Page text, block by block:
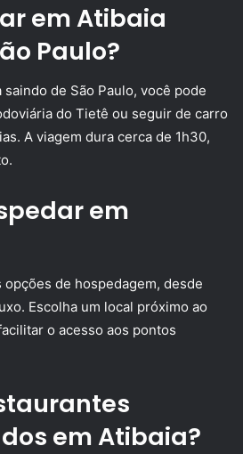
em Atibaia
Paulo?
saindo de São Paulo, você pode
do Tietê ou seguir de carro
A viagem dura cerca de 1h30,
em
opções de hospedagem, desde
Escolha um local próximo ao
o acesso aos pontos
em Atibaia?